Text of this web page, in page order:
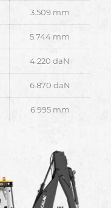
3.509 mm
5.744 mm
4.220 daN
6.870 daN
6.995 mm